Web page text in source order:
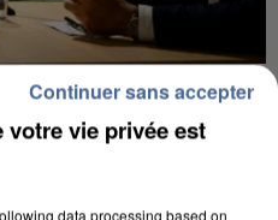
LANCE UN ÉLAN
votre vie privée est
data processing based on
Continuer sans accepter